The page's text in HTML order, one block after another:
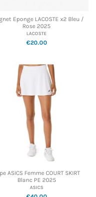
Eponge LACOSTE x2 Bleu /
Rose 2025
LACOSTE
€20.00
ASICS Femme COURT SKIRT
Blanc PE 2025
ASICS